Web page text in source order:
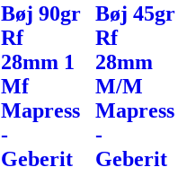
Bøj 90gr
Rf
28mm 1
Mf
Mapress
-
Geberit
Bøj 45gr
Rf
28mm
M/M
Mapress
-
Geberit